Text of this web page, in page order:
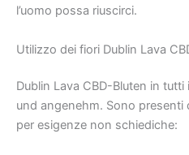
l’uomo possa riuscirci.
Utilizzo dei fiori Dublin Lava
Dublin Lava CBD-Bluten in
und angenehm. Sono
per esigenze non schiediche: